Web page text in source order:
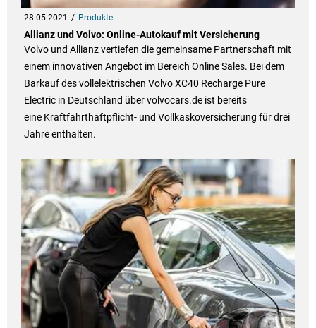
28.05.2021 Produkte
Allianz und Volvo: Online-Autokauf mit Versicherung
Volvo und Allianz vertiefen die gemeinsame Partnerschaft mit
einem innovativen Angebot im Bereich Online Sales. Bei dem
Barkauf des vollelektrischen Volvo XC40 Recharge Pure
Electric in Deutschland über volvocars.de ist bereits
eine Kraftfahrthaftpflicht- und Vollkaskoversicherung für drei
Jahre enthalten.